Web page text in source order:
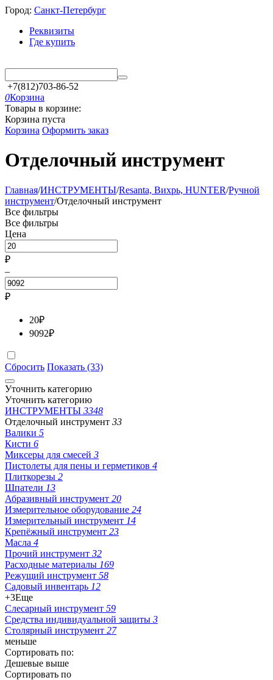
Город: Санкт-Петербург
Реквизиты
Где купить
+7(812)703-86-52
0Корзина
Товары в корзине:
Корзина пуста
Корзина Оформить заказ
Отделочный инструмент
Главная/ИНСТРУМЕНТЫ/Resanta, Вихрь, HUNTER/Ручной
инструмент/Отделочный инструмент
Все фильтры
Все фильтры
Цена
₽
–
₽
20₽
9092₽
Сбросить Показать (33)
Уточнить категорию
Уточнить категорию
ИНСТРУМЕНТЫ 3348
Отделочный инструмент 33
Валики 5
Кисти 6
Миксеры для смесей 3
Пистолеты для пены и герметиков 4
Плиткорезы 2
Шпатели 13
Абразивный инструмент 20
Измерительное оборудование 24
Измерительный инструмент 14
Крепёжный инструмент 23
Масла 4
Прочий инструмент 32
Расходные материалы 169
Режущий инструмент 58
Садовый инвентарь 12
+3Еще
Слесарный инструмент 59
Средства индивидуальной защиты 3
Столярный инструмент 27
меньше
Сортировать по:
Дешевые выше
Сортировать по